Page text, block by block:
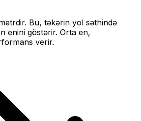
Bu, təkərin yol səthində
enini göstərir. Orta en,
verir.